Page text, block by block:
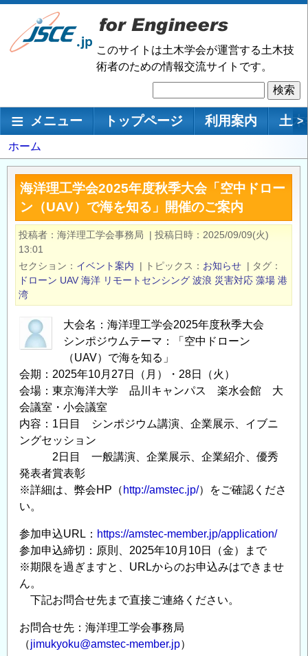
メ
ン
移
このサイトは土木学会が運営する土木技
術者のための情報交流サイトです。
索
メインナビゲーション
メニュー トップページ 利用案内 土 >
パ
ン
く
ホーム
海洋理工学会2025年度秋季大会「空中ドロー
ン（UAV）で海を知る」開催のご案内
投稿者 海洋理工学会事務局 | 投稿日時
2025/09/09(火)
13:01
セクション
イベント案内 | トピックス お知らせ | タグ
ドローン UAV 海洋 リモートセンシング 波浪 災害対応 藻場 港
湾
大会名：海洋理工学会2025年度秋季大会
シンポジウムテーマ：「空中ドローン
（UAV）で海を知る」
会期：2025年10月27日（月）・28日（火）
会場：東京海洋大学 品川キャンパス 楽水会館 大
会議室・小会議室
内容：1日目 シンポジウム講演、企業展示、イブニ
ングセッション
2日目 一般講演、企業展示、企業紹介、優秀
発表者賞表彰
※詳細は、弊会HP（ http://amstec.jp/）をご確認くださ
い。
参加申込URL： https://amstec-member.jp/application/
参加申込締切：原則、2025年10月10日（金）まで
※期限を過ぎますと、URLからのお申込みはできませ
ん。
下記お問合せ先まで直接ご連絡ください。
お問合せ先：海洋理工学会事務局
（jimukyoku@amstec-member.jp）